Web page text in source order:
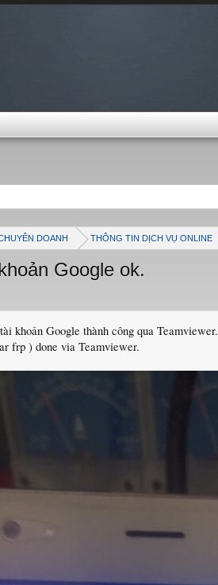
DOANH THÔNG TIN DỊCH VỤ ONLINE
Google ok.
khoản Google thành công qua Teamviewer.
frp ) done via Teamviewer.